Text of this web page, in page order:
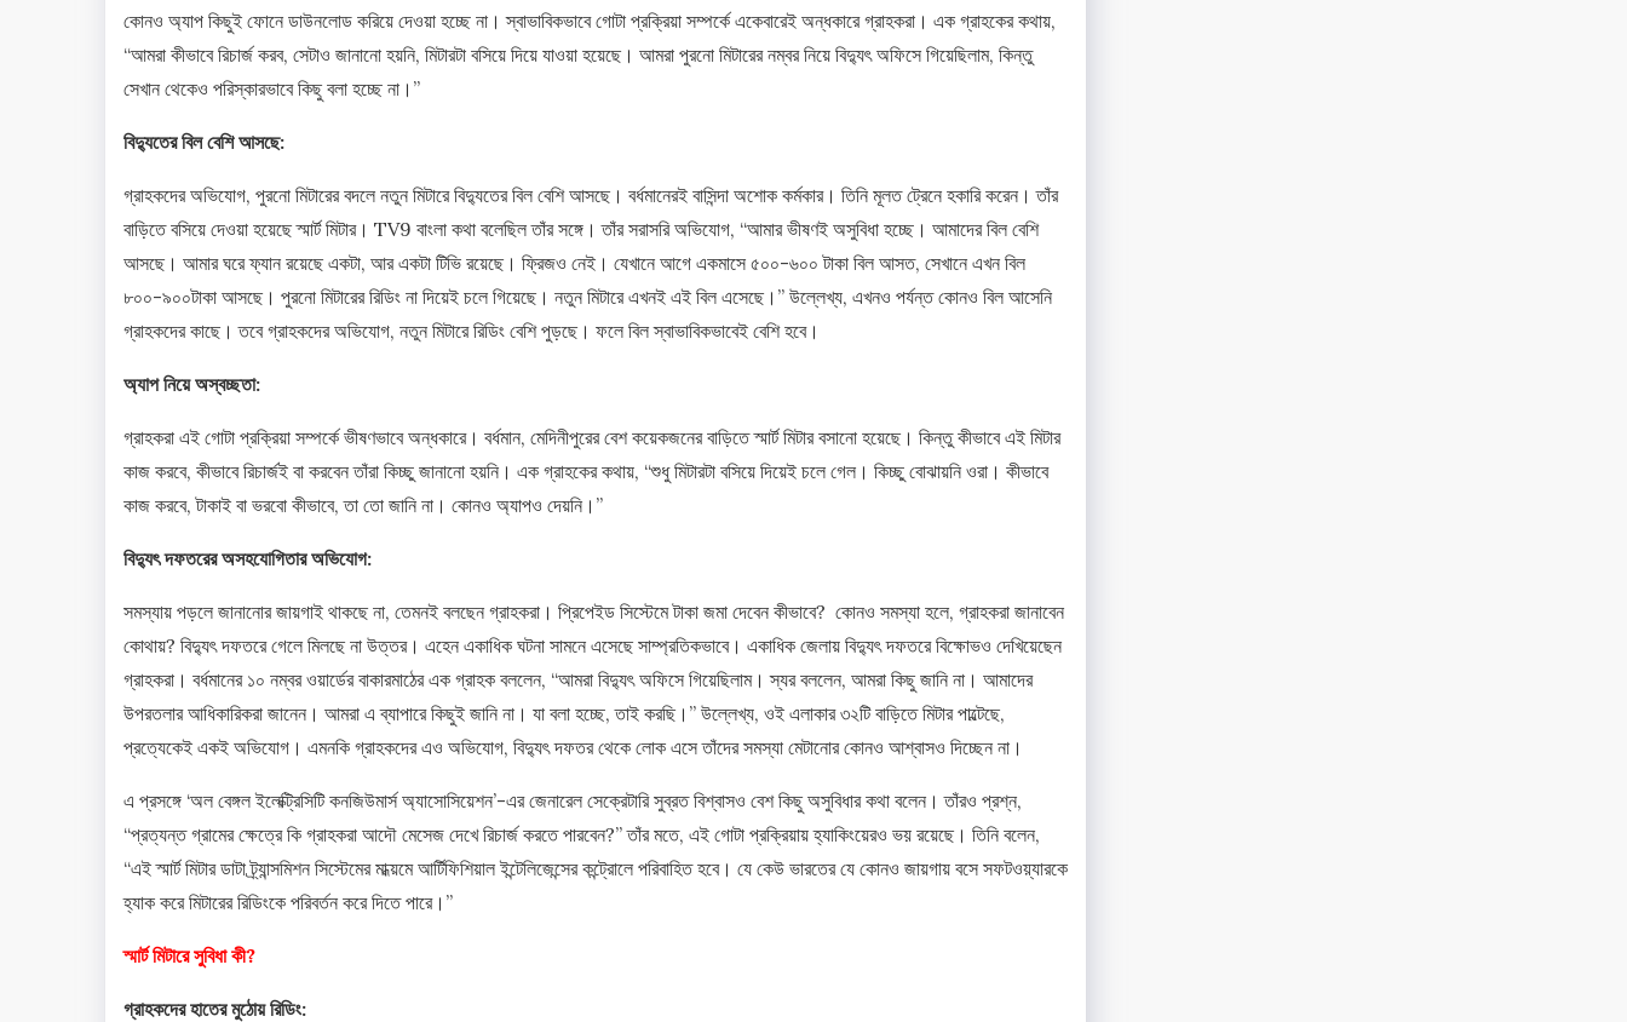
কোনও অ্যাপ কিছুই ফোনে ডাউনলোড করিয়ে দেওয়া হচ্ছে না। স্বাভাবিকভাবে গোটা প্রক্রিয়া সম্পর্কে একেবারেই অন্ধকারে গ্রাহকরা। এক গ্রাহকের কথায়,
“আমরা কীভাবে রিচার্জ করব, সেটাও জানানো হয়নি, মিটারটা বসিয়ে দিয়ে যাওয়া হয়েছে। আমরা পুরনো মিটারের নম্বর নিয়ে বিদ্যুৎ অফিসে গিয়েছিলাম, কিন্তু
সেখান থেকেও পরিস্কারভাবে কিছু বলা হচ্ছে না।”
বিদ্যুতের বিল বেশি আসছে:
গ্রাহকদের অভিযোগ, পুরনো মিটারের বদলে নতুন মিটারে বিদ্যুতের বিল বেশি আসছে। বর্ধমানেরই বাসিন্দা অশোক কর্মকার। তিনি মূলত ট্রেনে হকারি করেন। তাঁর
বাড়িতে বসিয়ে দেওয়া হয়েছে স্মার্ট মিটার। TV9 বাংলা কথা বলেছিল তাঁর সঙ্গে। তাঁর সরাসরি অভিযোগ, “আমার ভীষণই অসুবিধা হচ্ছে। আমাদের বিল বেশি
আসছে। আমার ঘরে ফ্যান রয়েছে একটা, আর একটা টিভি রয়েছে। ফ্রিজও নেই। যেখানে আগে একমাসে ৫০০-৬০০ টাকা বিল আসত, সেখানে এখন বিল
৮০০-৯০০টাকা আসছে। পুরনো মিটারের রিডিং না দিয়েই চলে গিয়েছে। নতুন মিটারে এখনই এই বিল এসেছে।” উল্লেখ্য, এখনও পর্যন্ত কোনও বিল আসেনি
গ্রাহকদের কাছে। তবে গ্রাহকদের অভিযোগ, নতুন মিটারে রিডিং বেশি পুড়ছে। ফলে বিল স্বাভাবিকভাবেই বেশি হবে।
অ্যাপ নিয়ে অস্বচ্ছতা:
গ্রাহকরা এই গোটা প্রক্রিয়া সম্পর্কে ভীষণভাবে অন্ধকারে। বর্ধমান, মেদিনীপুরের বেশ কয়েকজনের বাড়িতে স্মার্ট মিটার বসানো হয়েছে। কিন্তু কীভাবে এই মিটার
কাজ করবে, কীভাবে রিচার্জই বা করবেন তাঁরা কিচ্ছু জানানো হয়নি। এক গ্রাহকের কথায়, “শুধু মিটারটা বসিয়ে দিয়েই চলে গেল। কিচ্ছু বোঝায়নি ওরা। কীভাবে
কাজ করবে, টাকাই বা ভরবো কীভাবে, তা তো জানি না। কোনও অ্যাপও দেয়নি।”
বিদ্যুৎ দফতরের অসহযোগিতার অভিযোগ:
সমস্যায় পড়লে জানানোর জায়গাই থাকছে না, তেমনই বলছেন গ্রাহকরা। প্রিপেইড সিস্টেমে টাকা জমা দেবেন কীভাবে? কোনও সমস্যা হলে, গ্রাহকরা জানাবেন
কোথায়? বিদ্যুৎ দফতরে গেলে মিলছে না উত্তর। এহেন একাধিক ঘটনা সামনে এসেছে সাম্প্রতিকভাবে। একাধিক জেলায় বিদ্যুৎ দফতরে বিক্ষোভও দেখিয়েছেন
গ্রাহকরা। বর্ধমানের ১০ নম্বর ওয়ার্ডের বাকারমাঠের এক গ্রাহক বললেন, “আমরা বিদ্যুৎ অফিসে গিয়েছিলাম। স্যর বললেন, আমরা কিছু জানি না। আমাদের
উপরতলার আধিকারিকরা জানেন। আমরা এ ব্যাপারে কিছুই জানি না। যা বলা হচ্ছে, তাই করছি।” উল্লেখ্য, ওই এলাকার ৩২টি বাড়িতে মিটার পাল্টেছে,
প্রত্যেকেই একই অভিযোগ। এমনকি গ্রাহকদের এও অভিযোগ, বিদ্যুৎ দফতর থেকে লোক এসে তাঁদের সমস্যা মেটানোর কোনও আশ্বাসও দিচ্ছেন না।
এ প্রসঙ্গে ‘অল বেঙ্গল ইলেক্ট্রিসিটি কনজিউমার্স অ্যাসোসিয়েশন’-এর জেনারেল সেক্রেটারি সুব্রত বিশ্বাসও বেশ কিছু অসুবিধার কথা বলেন। তাঁরও প্রশ্ন,
“প্রত্যন্ত গ্রামের ক্ষেত্রে কি গ্রাহকরা আদৌ মেসেজ দেখে রিচার্জ করতে পারবেন?” তাঁর মতে, এই গোটা প্রক্রিয়ায় হ্যাকিংয়েরও ভয় রয়েছে। তিনি বলেন,
“এই স্মার্ট মিটার ডাটা ট্র্যান্সমিশন সিস্টেমের মাধ্য়মে আর্টিফিশিয়াল ইন্টেলিজেন্সের কন্ট্রোলে পরিবাহিত হবে। যে কেউ ভারতের যে কোনও জায়গায় বসে সফটওয়্যারকে
হ্যাক করে মিটারের রিডিংকে পরিবর্তন করে দিতে পারে।”
স্মার্ট মিটারে সুবিধা কী?
গ্রাহকদের হাতের মুঠোয় রিডিং: